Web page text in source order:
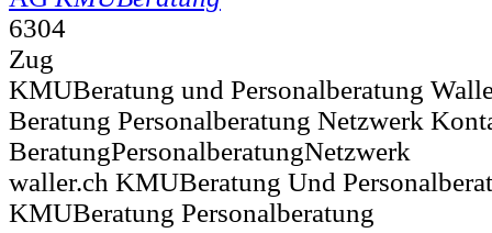
6304
Zug
KMUBeratung und Personalberatung
Beratung Personalberatung Netzwerk
BeratungPersonalberatungNetzwerk
waller.ch KMUBeratung Und
KMUBeratung Personalberatung